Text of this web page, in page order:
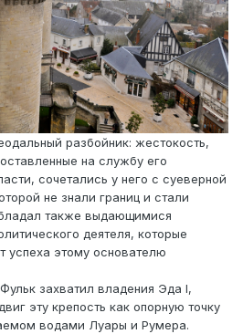
разбойник: жестокость,
на службу его
сочетались у него с суеверной
не знали границ и стали
также выдающимися
деятеля, которые
успеха этому основателю
захватил владения Эда I,
эту крепость как опорную точку
водами Луары и Румера.